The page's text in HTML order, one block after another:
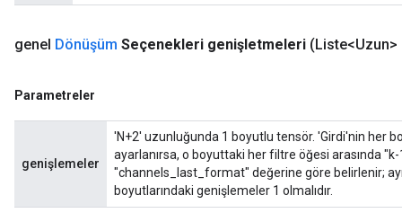
genel Dönüşüm Seçenekleri genişletmeleri
Parametreler
genişlemeler
'N+2' uzunluğunda 1 boyutlu tensör. 'Girdi'nin her
ayarlanırsa, o boyuttaki her filtre öğesi arasında
"channels_last_format" değerine göre belirlenir;
boyutlarındaki genişlemeler 1 olmalıdır.